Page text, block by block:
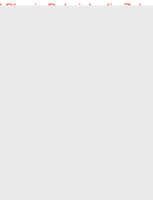
in Dubai: In die